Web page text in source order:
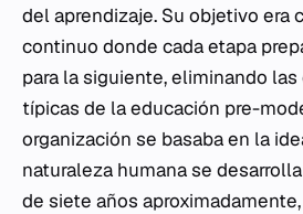
del aprendizaje. Su objetivo era
continuo donde cada etapa
para la siguiente, eliminando
típicas de la educación pre-
organización se basaba en la
naturaleza humana se
de siete años